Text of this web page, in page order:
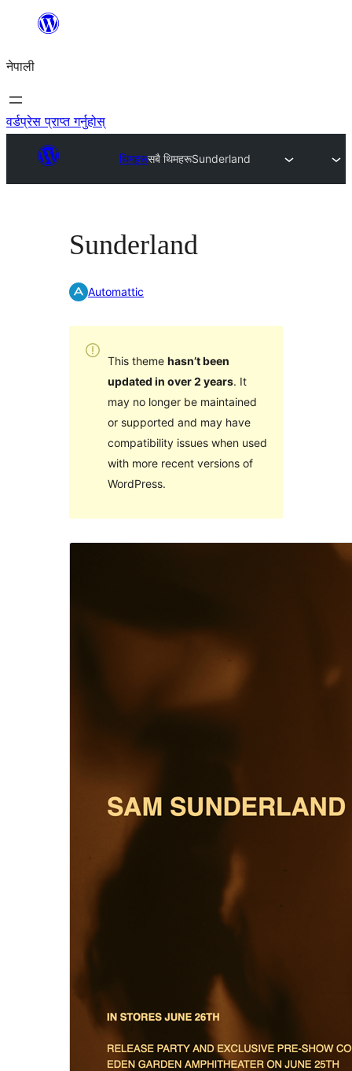
सामग्रीमा
नेपाली
वर्डप्रेस प्राप्त गर्नुहोस्
थिमहरूसबै थिमहरूSunderland
Sunderland
Automattic
This theme hasn’t been
updated in over 2 years. It
may no longer be maintained
or supported and may have
compatibility issues when used
with more recent versions of
WordPress.